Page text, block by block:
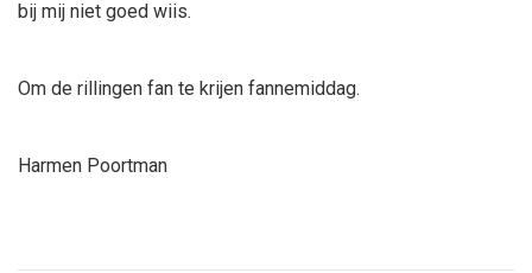
bij mij niet goed wiis.
Om de rillingen fan te krijen fannemiddag.
Harmen Poortman